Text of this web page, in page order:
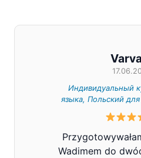
Индивидуальный
языка, Польский
Wadimem do